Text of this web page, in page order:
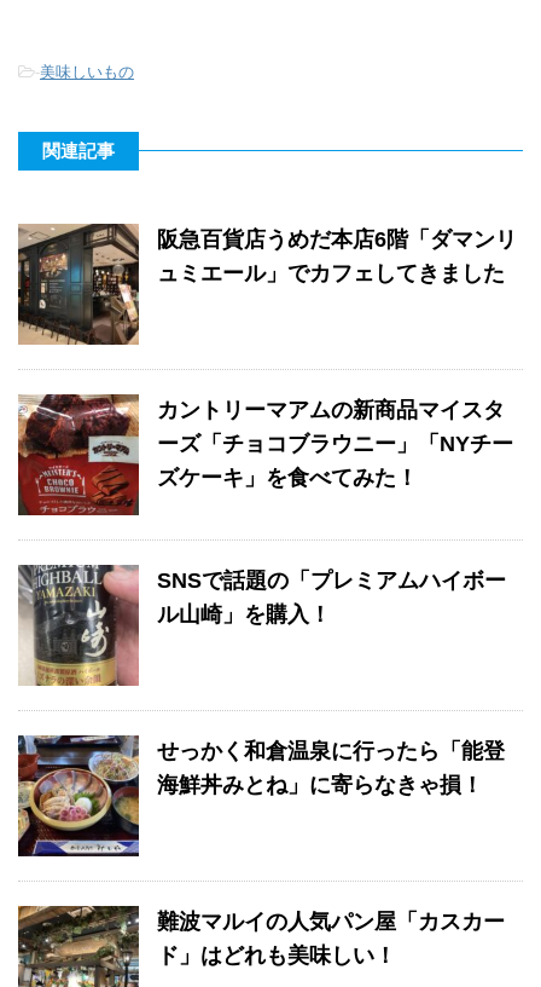
-美味しいもの
関連記事
阪急百貨店うめだ本店6階「ダマンリ
ュミエール」でカフェしてきました
カントリーマアムの新商品マイスタ
ーズ「チョコブラウニー」「NYチー
ズケーキ」を食べてみた！
SNSで話題の「プレミアムハイボー
ル山崎」を購入！
せっかく和倉温泉に行ったら「能登
海鮮丼みとね」に寄らなきゃ損！
難波マルイの人気パン屋「カスカー
ド」はどれも美味しい！